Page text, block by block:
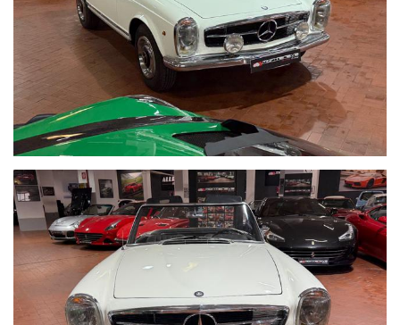
Visibile presso la nostra sede di via A.De Viti de Marco 48 Roma
Per informazioni contatto diretto:
Federico Anversa cell. 0039 3939487504
Tommaso Costantini cell.0039 3887401695
Giovanni Perrone cell. 0039 3314258346
Telefono ufficio 0039 06.83779867
PER MAGGIORI FOTO VISITA: www.Montenevegroup.it